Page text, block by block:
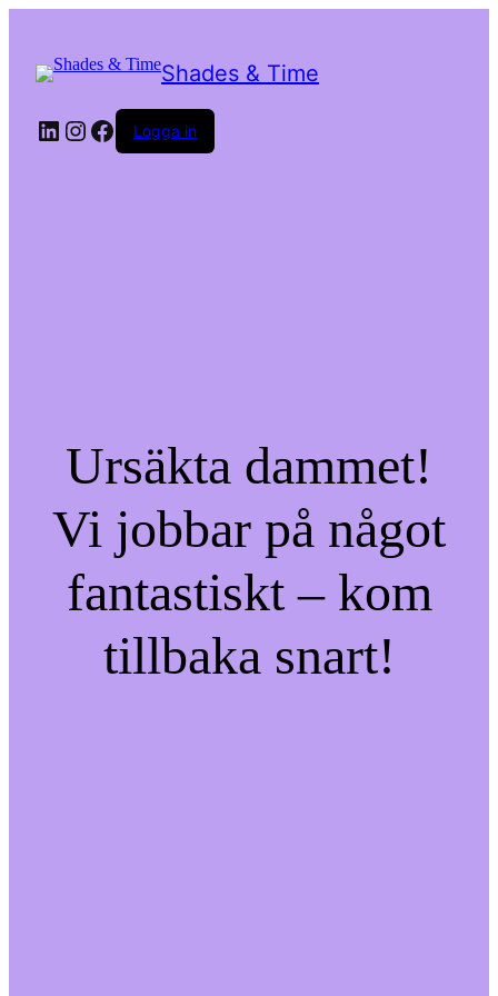
Shades & Time
LinkedIn
Instagram
Facebook
Logga in
Ursäkta dammet!
Vi jobbar på något
fantastiskt – kom
tillbaka snart!